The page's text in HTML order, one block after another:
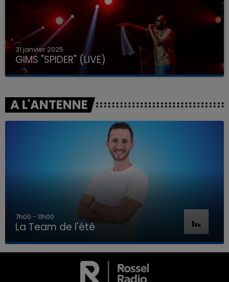
LA TEAM DE L'ÉTÉ
31 janvier 2025
GIMS "SPIDER" (LIVE)
A L'ANTENNE
7h00 - 11h00
La Team de l'été